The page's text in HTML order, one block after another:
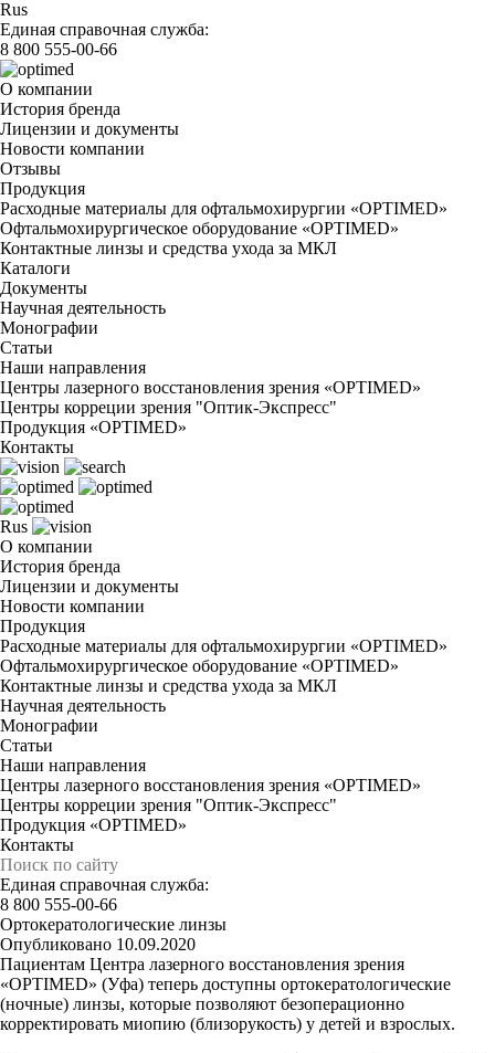
Rus
Единая справочная служба:
8 800 555-00-66
О компании
История бренда
Лицензии и документы
Новости компании
Отзывы
Продукция
Расходные материалы для офтальмохирургии «OPTIMED»
Офтальмохирургическое оборудование «OPTIMED»
Контактные линзы и средства ухода за МКЛ
Каталоги
Документы
Научная деятельность
Монографии
Статьи
Наши направления
Центры лазерного восстановления зрения «OPTIMED»
Центры корреции зрения "Оптик-Экспресс"
Продукция «OPTIMED»
Контакты
Rus
О компании
История бренда
Лицензии и документы
Новости компании
Продукция
Расходные материалы для офтальмохирургии «OPTIMED»
Офтальмохирургическое оборудование «OPTIMED»
Контактные линзы и средства ухода за МКЛ
Научная деятельность
Монографии
Статьи
Наши направления
Центры лазерного восстановления зрения «OPTIMED»
Центры корреции зрения "Оптик-Экспресс"
Продукция «OPTIMED»
Контакты
Единая справочная служба:
8 800 555-00-66
Ортокератологические линзы
Опубликовано 10.09.2020
Пациентам Центра лазерного восстановления зрения
«OPTIMED» (Уфа) теперь доступны ортокератологические
(ночные) линзы, которые позволяют безоперационно
корректировать миопию (близорукость) у детей и взрослых.